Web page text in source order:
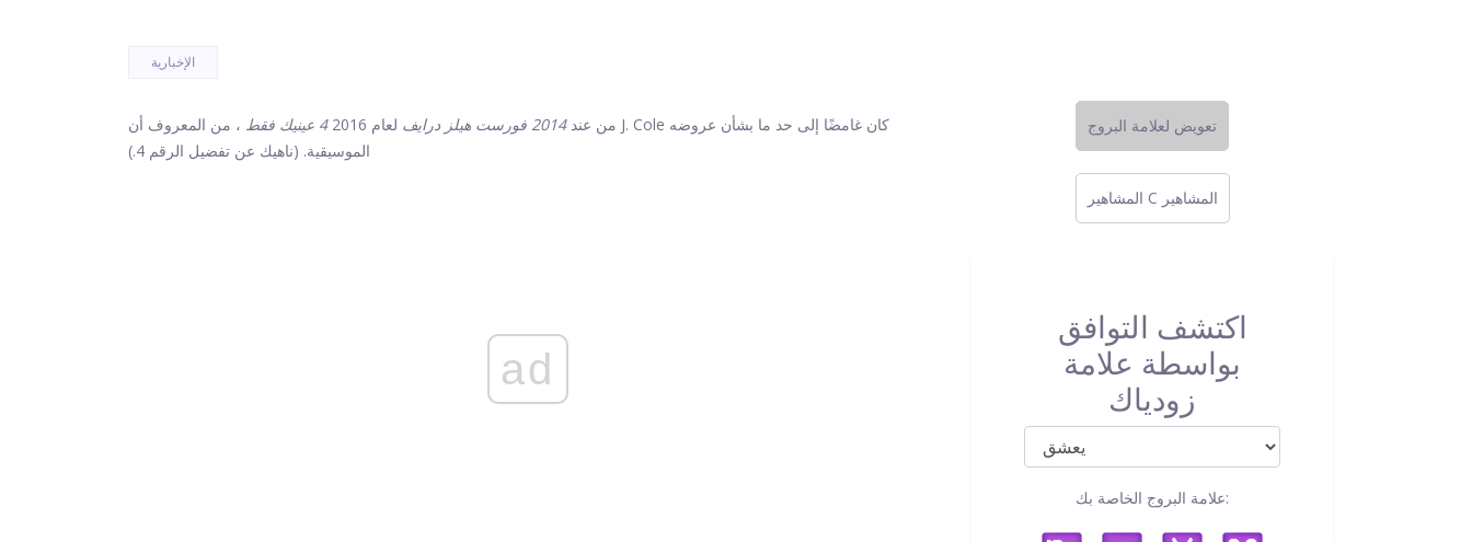
الإخبارية
من عند2014 فورست هيلز درايف لعام 2016 4 عينيك فقط
، من المعروف أن J. Cole كان غامضًا إلى حد ما بشأن عروضه
الموسيقية. (ناهيك عن تفضيل الرقم 4.)
ad
تعويض لعلامة البروج
المشاهير C المشاهير
اكتشف التوافق
بواسطة علامة
زودياك
علامة البروج الخاصة بك: